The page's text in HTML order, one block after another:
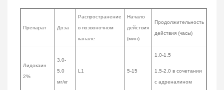
Препарат Доза
Распространение
в позвоночном
канале
Начало
действия
(мин)
Продолжительность
действия (часы)
Лидокаин
2%
3,0-
5,0
мг/кг
L1 5-15
1,0-1,5
1,5-2,0 в сочетании
с адреналином